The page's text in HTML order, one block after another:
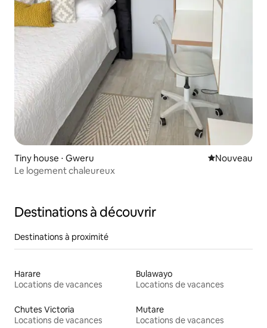
Tiny house ⋅ Gweru Nouvel
Nouveau
Le logement chaleureux
Destinations à découvrir
Destinations à proximité
Harare
Locations de vacances
Bulawayo
Locations de vacances
Chutes Victoria
Locations de vacances
Mutare
Locations de vacances